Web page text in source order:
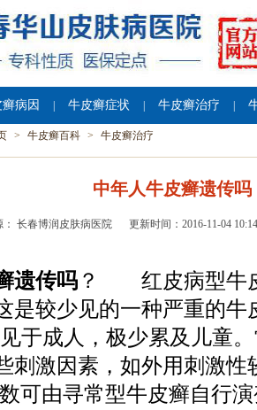
病因 牛皮癣症状 牛皮癣治疗
> 牛皮癣百科 > 牛皮癣治疗
中年人牛皮癣遗传吗
： 长春博润皮肤病医院 更新时间：2016-11-04
遗传吗 ？ 红皮病型牛
是较少见的一种严重的牛
于成人，极少累及儿童
刺激因素，如外用刺激性
可由寻常型牛皮癣自行